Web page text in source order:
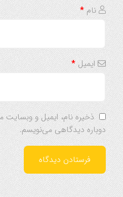
نام*
ایمیل*
ذخیره نام، ایمیل و وبسایت
دوباره دیدگاهی می‌نویسم.